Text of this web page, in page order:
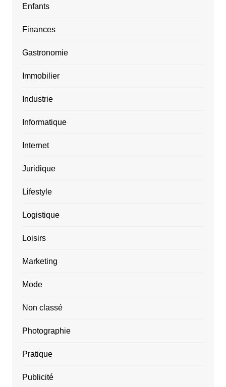
Enfants
Finances
Gastronomie
Immobilier
Industrie
Informatique
Internet
Juridique
Lifestyle
Logistique
Loisirs
Marketing
Mode
Non classé
Photographie
Pratique
Publicité